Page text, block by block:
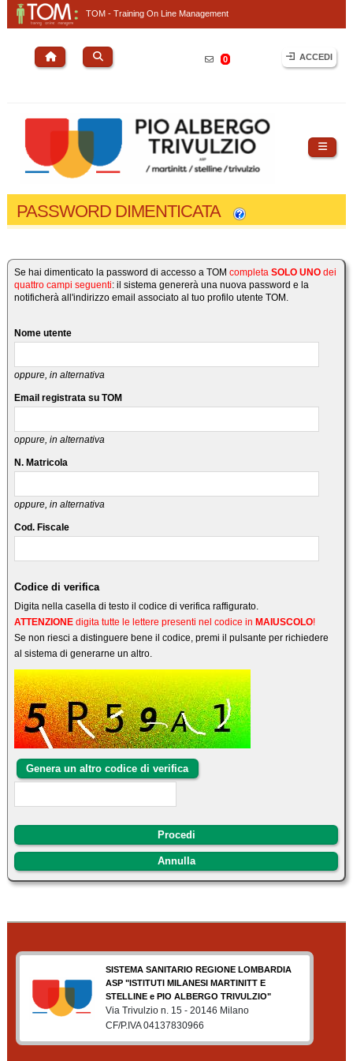
TOM - Training On Line Management
0 ACCEDI
PASSWORD DIMENTICATA
Se hai dimenticato la password di accesso a TOM completa SOLO UNO dei
quattro campi seguenti: il sistema genererà una nuova password e la
notificherà all'indirizzo email associato al tuo profilo utente TOM.
Nome utente
oppure, in alternativa
Email registrata su TOM
oppure, in alternativa
N. Matricola
oppure, in alternativa
Cod. Fiscale
Codice di verifica
Digita nella casella di testo il codice di verifica raffigurato.
ATTENZIONE digita tutte le lettere presenti nel codice in MAIUSCOLO!
Se non riesci a distinguere bene il codice, premi il pulsante per richiedere
al sistema di generarne un altro.
Procedi
Annulla
SISTEMA SANITARIO REGIONE LOMBARDIA
ASP "ISTITUTI MILANESI MARTINITT E
STELLINE e PIO ALBERGO TRIVULZIO"
Via Trivulzio n. 15 - 20146 Milano
CF/P.IVA 04137830966